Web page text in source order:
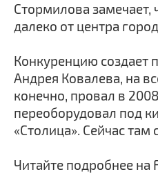
Стормилова замечает,
далеко от центра
Конкуренцию создает
Андрея Ковалева, на
конечно, провал в
переоборудовал под
«Столица». Сейчас
Читайте подробнее на